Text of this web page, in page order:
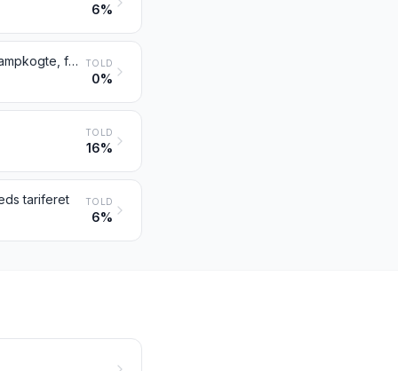
6%
Fugleæg uden skal samt æggeblommer, friske, tørrede, kogt i vand eller dampkogte, formede, frosne eller på anden måde konserverede, også tilsat sukker eller andre sødemidler TOLD
0%
TOLD
16%
tariferet TOLD
6%